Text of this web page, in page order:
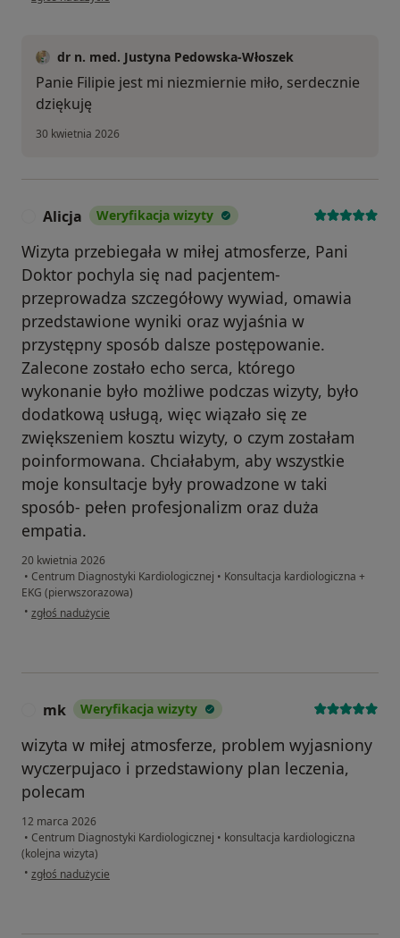
dr n. med. Justyna Pedowska-Włoszek
Panie Filipie jest mi niezmiernie miło, serdecznie
dziękuję
30 kwietnia 2026
Alicja Weryfikacja wizyty
Wizyta przebiegała w miłej atmosferze, Pani
Doktor pochyla się nad pacjentem-
przeprowadza szczegółowy wywiad, omawia
przedstawione wyniki oraz wyjaśnia w
przystępny sposób dalsze postępowanie.
Zalecone zostało echo serca, którego
wykonanie było możliwe podczas wizyty, było
dodatkową usługą, więc wiązało się ze
zwiększeniem kosztu wizyty, o czym zostałam
poinformowana. Chciałabym, aby wszystkie
moje konsultacje były prowadzone w taki
sposób- pełen profesjonalizm oraz duża
empatia.
20 kwietnia 2026
• Centrum Diagnostyki Kardiologicznej • Konsultacja kardiologiczna +
EKG (pierwszorazowa)
• w opinii użytkownika Alicja
zgłoś nadużycie
mk Weryfikacja wizyty
wizyta w miłej atmosferze, problem wyjasniony
wyczerpujaco i przedstawiony plan leczenia,
polecam
12 marca 2026
• Centrum Diagnostyki Kardiologicznej • konsultacja kardiologiczna
(kolejna wizyta)
• w opinii użytkownika mk
zgłoś nadużycie